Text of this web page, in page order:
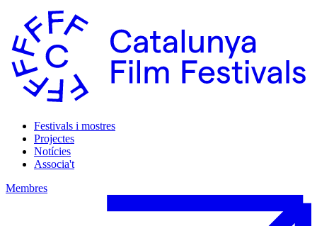
Festivals i mostres
Projectes
Notícies
Associa't
Membres